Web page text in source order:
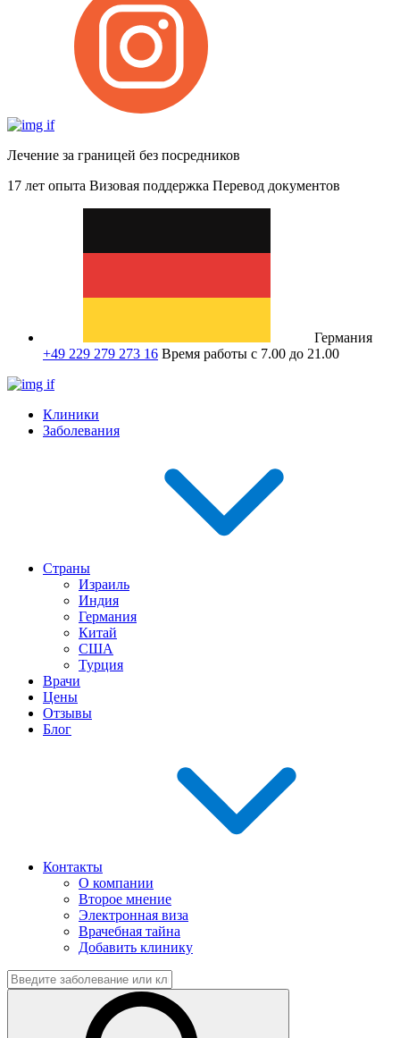
Лечение за границей без посредников
17 лет опыта Визовая поддержка Перевод документов
Германия
+49 229 279 273 16 Время работы с 7.00 до 21.00
Клиники
Заболевания
Страны
Израиль
Индия
Германия
Китай
США
Турция
Врачи
Цены
Отзывы
Блог
Контакты
О компании
Второе мнение
Электронная виза
Врачебная тайна
Добавить клинику